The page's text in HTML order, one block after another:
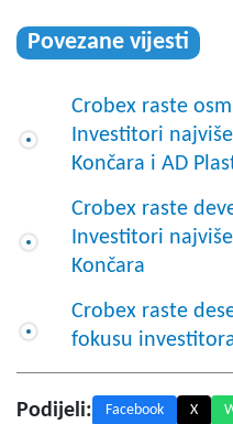
Povezane vijesti
Crobex raste
Investitori
Končara i AD
Crobex raste
Investitori
Končara
Crobex raste
fokusu
Podijeli: Facebook X